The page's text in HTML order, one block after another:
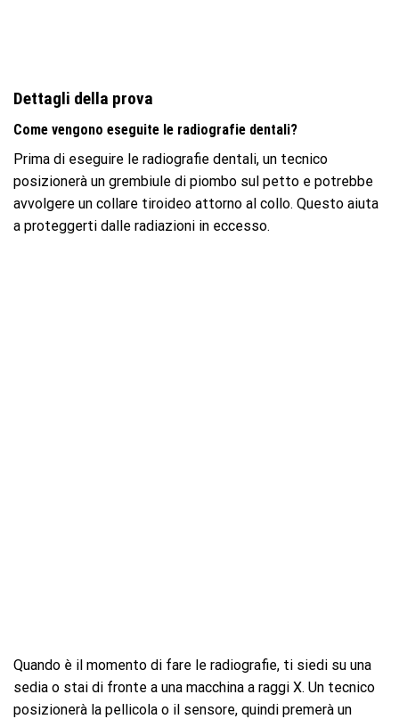
Dettagli della prova
Come vengono eseguite le radiografie dentali?
Prima di eseguire le radiografie dentali, un tecnico
posizionerà un grembiule di piombo sul petto e potrebbe
avvolgere un collare tiroideo attorno al collo. Questo aiuta
a proteggerti dalle radiazioni in eccesso.
Quando è il momento di fare le radiografie, ti siedi su una
sedia o stai di fronte a una macchina a raggi X. Un tecnico
posizionerà la pellicola o il sensore, quindi premerà un